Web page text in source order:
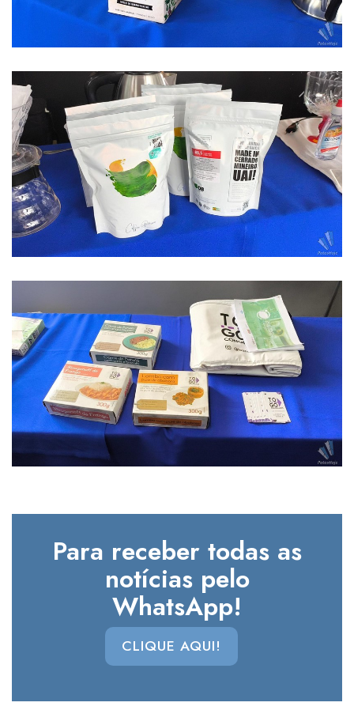
Para receber todas as
notícias pelo
WhatsApp!
CLIQUE AQUI!